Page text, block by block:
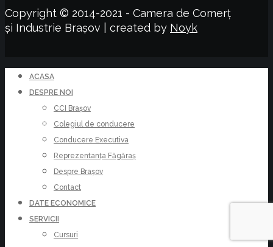
Copyright © 2014-2021 - Camera de Comerț
și Industrie Brașov | created by Noyk
ACASA
DESPRE NOI
CCI Brașov
Colegiul de conducere
Conducere Executiva
Reprezentanța Făgăraș
Despre Brașov
Contact
DATE ECONOMICE
SERVICII
Cursuri